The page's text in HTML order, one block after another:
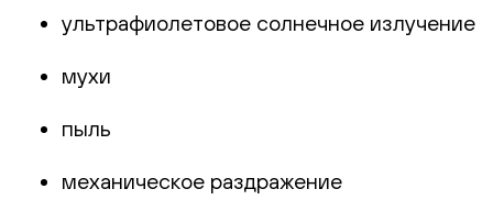
ультрафиолетовое солнечное излучение
мухи
пыль
механическое раздражение